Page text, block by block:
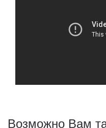
Возможно Вам